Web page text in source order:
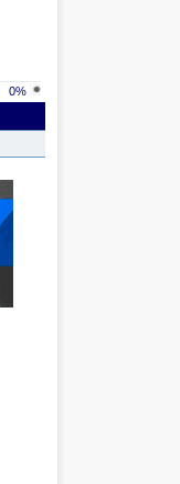
0%